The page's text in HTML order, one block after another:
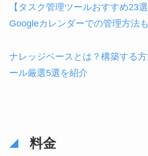
【タスク管理ツールおすすめ23
Googleカレンダーでの管理方法
ナレッジベースとは？構築する
ール厳選5選を紹介
料金